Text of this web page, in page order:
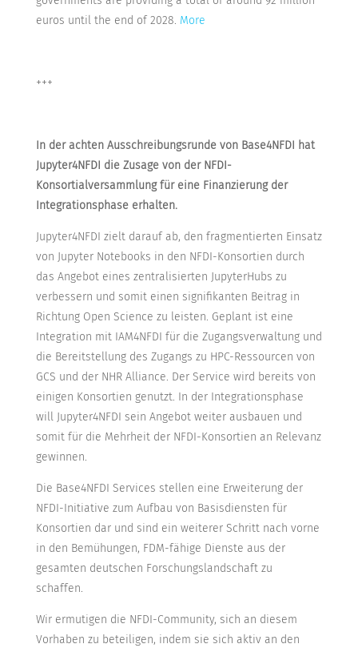
euros until the end of 2028. More
+++
In der achten Ausschreibungsrunde von Base4NFDI hat
Jupyter4NFDI die Zusage von der NFDI-
Konsortialversammlung für eine Finanzierung der
Integrationsphase erhalten.
Jupyter4NFDI zielt darauf ab, den fragmentierten Einsatz
von Jupyter Notebooks in den NFDI-Konsortien durch
das Angebot eines zentralisierten JupyterHubs zu
verbessern und somit einen signifikanten Beitrag in
Richtung Open Science zu leisten. Geplant ist eine
Integration mit IAM4NFDI für die Zugangsverwaltung und
die Bereitstellung des Zugangs zu HPC-Ressourcen von
GCS und der NHR Alliance. Der Service wird bereits von
einigen Konsortien genutzt. In der Integrationsphase
will Jupyter4NFDI sein Angebot weiter ausbauen und
somit für die Mehrheit der NFDI-Konsortien an Relevanz
gewinnen.
Die Base4NFDI Services stellen eine Erweiterung der
NFDI-Initiative zum Aufbau von Basisdiensten für
Konsortien dar und sind ein weiterer Schritt nach vorne
in den Bemühungen, FDM-fähige Dienste aus der
gesamten deutschen Forschungslandschaft zu
schaffen.
Wir ermutigen die NFDI-Community, sich an diesem
Vorhaben zu beteiligen, indem sie sich aktiv an den